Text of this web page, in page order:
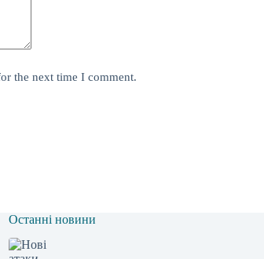
the next time I comment.
Останні новини